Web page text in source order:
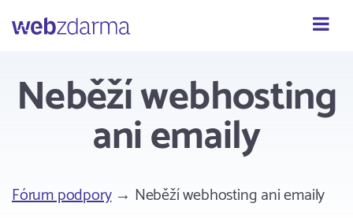
Webzdarma
Neběží webhosting
ani emaily
Fórum podpory→ Neběží webhosting ani emaily